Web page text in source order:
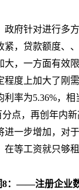
政府针对进行多
紧，贷款额度、
，一方面有效
程度上加大了刚
利率为5.36%，相
分点，再创年内
进一步增加，对
等工资就只够租
8：——注册企业